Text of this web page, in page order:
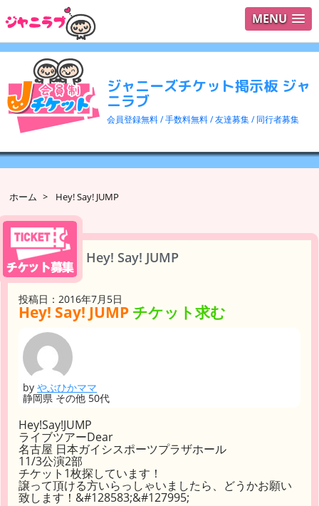
MENU
ジャニーズチケット掲示板 ジャ
ニラブ
会員登録無料 / 手数料無料 / 友達募集 / 同行者募集
ログイ
検索
ホーム > Hey! Say! JUMP
Hey! Say! JUMP
投稿日：2016年7月5日
Hey! Say! JUMP チケット求む
by やぶひかママ
静岡県 その他 50代
Hey!Say!JUMP
ライブツアーDear
名古屋 日本ガイシスポーツプラザホール
11/3公演2部
チケット1枚探しています！
譲って頂ける方いらっしゃいましたら、どうかお願い
致します！&#128583;&#127995;